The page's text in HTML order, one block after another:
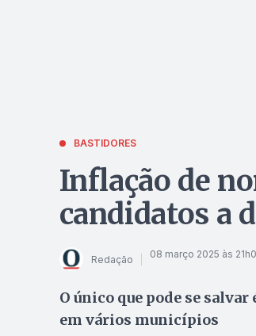
BASTIDORES
Inflação de
candidatos a
Redação 08 março 2025 às
O único que pode se
em vários municípios